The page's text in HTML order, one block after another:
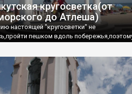
кругосветка(от
до Атлеша)
настоящей "кругосветки" не
пешком вдоль